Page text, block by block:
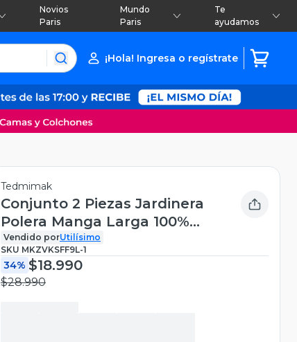
Novios
Paris
Mundo
Paris
Te
ayudamos
¡Hola! Ingresa o regístrate
Tedmimak
Conjunto 2 Piezas Jardinera
Polera Manga Larga 100%
Algodón Tedmimak Jumper
Bebé Niño Adorable Puppy
Vendido porUtilísimo
SKU MKZVKSFF9L-1
34% $18.990
$28.990